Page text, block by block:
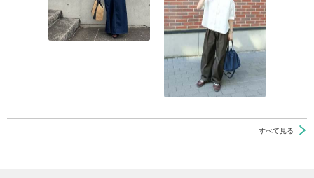
すべて見る